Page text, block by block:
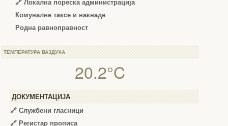
🔗 Локална пореска администрација
Комуналне таксе и накнаде
Родна равноправност
ТЕМПЕРАТУРА ВАЗДУХА
20.2°C
ДОКУМЕНТАЦИЈА
🔗 Службени гласници
🔗 Регистар прописа